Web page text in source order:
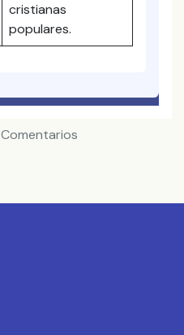
cristianas
populares.
Comentarios